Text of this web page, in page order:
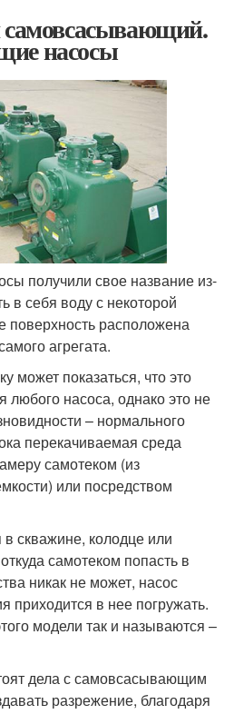
самовсасывающий.
насосы
получили свое название из-
в себя воду с некоторой
поверхность расположена
агрегата.
может показаться, что это
любого насоса, однако это не
– нормального
перекачиваемая среда
самотеком (из
или посредством
скважине, колодце или
самотеком попасть в
никак не может, насос
приходится в нее погружать.
модели так и называются –
дела с самовсасывающим
разрежение, благодаря